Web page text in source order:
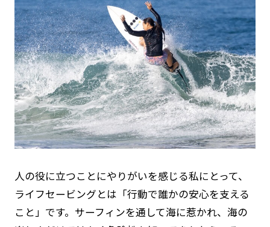
人の役に立つことにやりがいを感じる私にとって、
ライフセービングとは「行動で誰かの安心を支える
こと」です。サーフィンを通して海に惹かれ、海の